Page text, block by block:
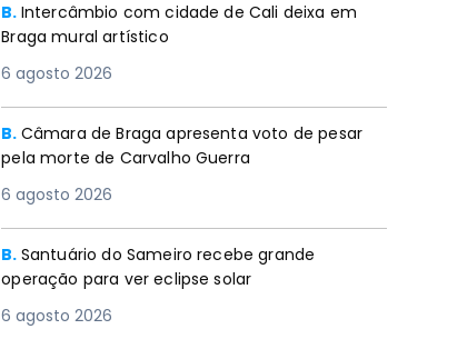
B. Intercâmbio com cidade de Cali deixa em
Braga mural artístico
6 agosto 2026
B. Câmara de Braga apresenta voto de pesar
pela morte de Carvalho Guerra
6 agosto 2026
B. Santuário do Sameiro recebe grande
operação para ver eclipse solar
6 agosto 2026